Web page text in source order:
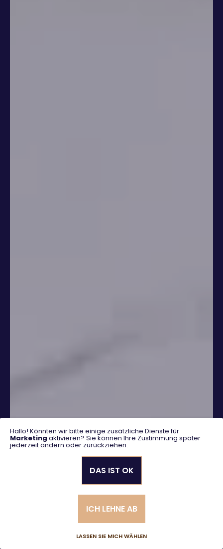
Erweiterte Suche
Hallo! Könnten wir bitte einige zusätzliche Dienste für
Marketing aktivieren? Sie können Ihre Zustimmung später
jederzeit ändern oder zurückziehen.
LASSEN SIE MICH WÄHLEN
ICH LEHNE AB
DAS IST OK